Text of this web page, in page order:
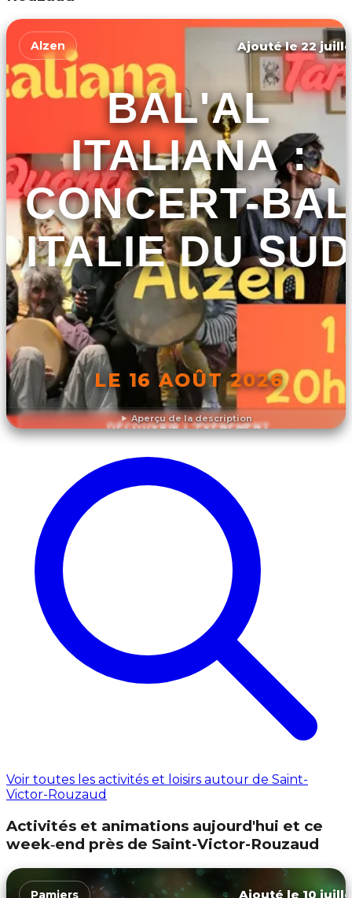
Aperçu de la description
Alzen Ajouté le 22
BAL'AL
ITALIANA :
CONCERT-BAL
ITALIE DU SUD
LE 16 AOÛT 2026
DÉCOUVRIR L'ÉVÉNEMENT
Voir toutes les activités et loisirs autour de Saint-
Victor-Rouzaud
Activités et animations aujourd'hui et ce
week‑end près de Saint-Victor-Rouzaud
Pamiers Ajouté le 10